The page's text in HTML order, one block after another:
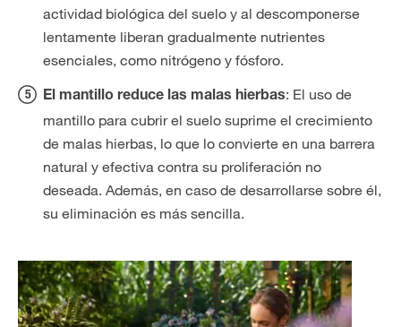
actividad biológica del suelo y al descomponerse
lentamente liberan gradualmente nutrientes
esenciales, como nitrógeno y fósforo.
El mantillo reduce las malas hierbas: El uso de
mantillo para cubrir el suelo suprime el crecimiento
de malas hierbas, lo que lo convierte en una barrera
natural y efectiva contra su proliferación no
deseada. Además, en caso de desarrollarse sobre él,
su eliminación es más sencilla.